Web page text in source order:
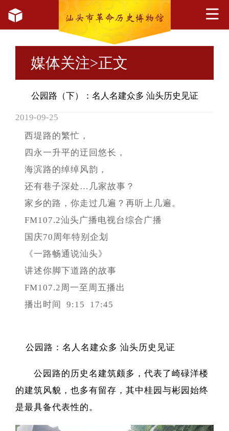
媒体关注>正文
公园路（下）：名人名建众多 汕头历史见证
2019-09-25
西堤路的繁忙，
四永一升平的迂回悠长，
海滨路的绰绰风韵，
还有巷子深处…几家故事？
家乡的路，你走过几遍？再听上几遍。
FM107.2汕头广播电视台综合广播
国庆70周年特别企划
《一路畅通说汕头》
讲述你脚下道路的故事
FM107.2周一至周五播出
播出时间
9:15 17:45
公园路：名人名建众多 汕头历史见证
公园路的历史名建筑颇多，代表了崎碌洋楼
的建筑风貌，也多有留存，其中桂园与彬园始终
是最具备代表性的。